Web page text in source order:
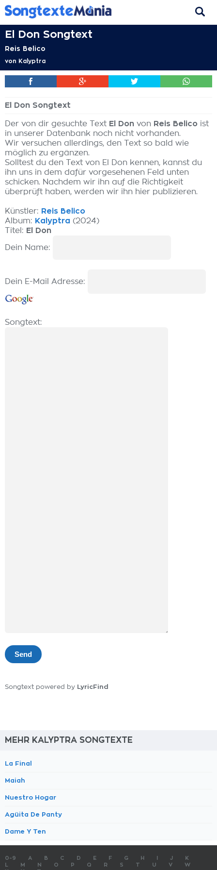
El Don Songtext
Reis Belico
von Kalyptra
El Don Songtext
Der von dir gesuchte Text El Don von Reis Belico ist
in unserer Datenbank noch nicht vorhanden.
Wir versuchen allerdings, den Text so bald wie
möglich zu ergänzen.
Solltest du den Text von El Don kennen, kannst du
ihn uns in dem dafür vorgesehenen Feld unten
schicken. Nachdem wir ihn auf die Richtigkeit
überprüft haben, werden wir ihn hier publizieren.
Künstler: Reis Belico
Album: Kalyptra (2024)
Titel: El Don
Dein Name:
Dein E-Mail Adresse:
Songtext:
Songtext powered by LyricFind
MEHR KALYPTRA SONGTEXTE
La Final
Maiah
Nuestro Hogar
Agüita De Panty
Dame Y Ten
0-9 A B C D E F G H J
K
M N O P Q R S T U V
W